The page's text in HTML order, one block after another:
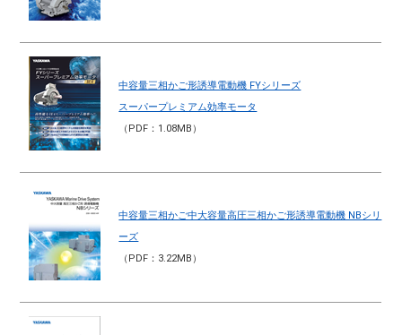
中容量三相かご形誘導電動機 FYシリーズ
スーパープレミアム効率モータ
（PDF：1.08MB）
中容量三相かご中大容量高圧三相かご形誘導電動機 NBシリ
ーズ
（PDF：3.22MB）